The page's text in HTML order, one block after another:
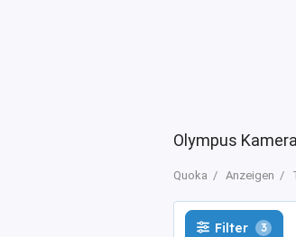
Olympus
Quoka Anzeigen
Filter 3